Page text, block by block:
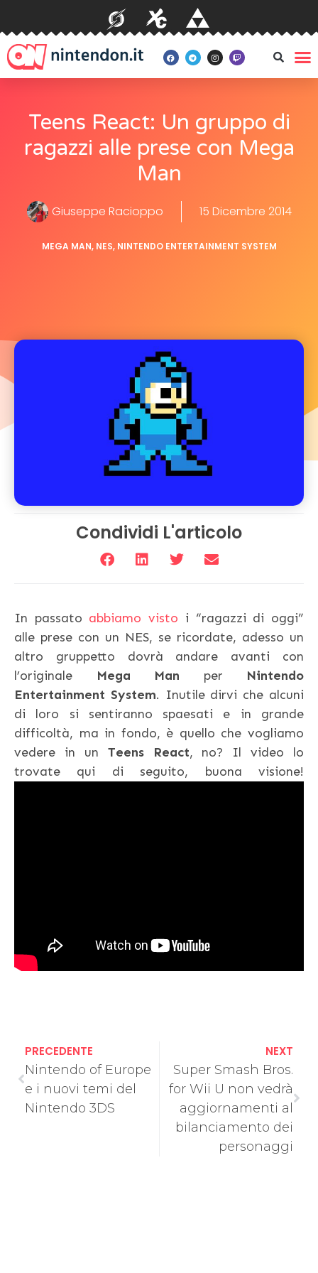
Teens React: Un gruppo di
ragazzi alle prese con Mega
Man
Giuseppe Racioppo 15 Dicembre 2014
MEGA MAN, NES, NINTENDO ENTERTAINMENT SYSTEM
Condividi L'articolo
In passato abbiamo visto i “ragazzi di oggi”
alle prese con un NES, se ricordate, adesso un
altro gruppetto dovrà andare avanti con
l’originale
Mega Man per Nintendo
Entertainment System. Inutile dirvi che alcuni
di loro si sentiranno spaesati e in grande
difficoltà, ma in fondo, è quello che vogliamo
vedere in un Teens React, no? Il video lo
trovate qui di seguito, buona visione!
PRECEDENTE
Nintendo of Europe
e i nuovi temi del
Nintendo 3DS
NEXT
Super Smash Bros.
for Wii U non vedrà
aggiornamenti al
bilanciamento dei
personaggi